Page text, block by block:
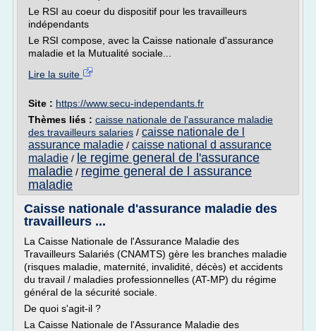
Le RSI au coeur du dispositif pour les travailleurs
indépendants
Le RSI compose, avec la Caisse nationale d'assurance
maladie et la Mutualité sociale...
Lire la suite
Site : https://www.secu-independants.fr
Thèmes liés : caisse nationale de l'assurance maladie
des travailleurs salaries / caisse nationale de l
assurance maladie / caisse national d assurance
maladie / le regime general de l'assurance
maladie / regime general de l assurance
maladie
Caisse nationale d'assurance maladie des
travailleurs ...
La Caisse Nationale de l'Assurance Maladie des
Travailleurs Salariés (CNAMTS) gère les branches maladie
(risques maladie, maternité, invalidité, décès) et accidents
du travail / maladies professionnelles (AT-MP) du régime
général de la sécurité sociale.
De quoi s'agit-il ?
La Caisse Nationale de l'Assurance Maladie des